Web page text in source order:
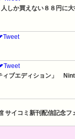
人しか買えない８８円に
ィブエディション」　
サイコミ新刊配信記念フ